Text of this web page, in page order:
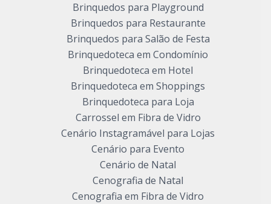
Brinquedos para Playground
Brinquedos para Restaurante
Brinquedos para Salão de Festa
Brinquedoteca em Condomínio
Brinquedoteca em Hotel
Brinquedoteca em Shoppings
Brinquedoteca para Loja
Carrossel em Fibra de Vidro
Cenário Instagramável para Lojas
Cenário para Evento
Cenário de Natal
Cenografia de Natal
Cenografia em Fibra de Vidro